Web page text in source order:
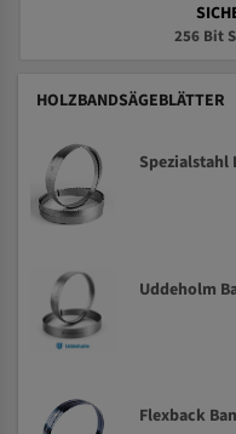
256 Bit
HOLZBANDSÄGEBLÄTTER
Spezialstahl
Uddeholm
Flexback